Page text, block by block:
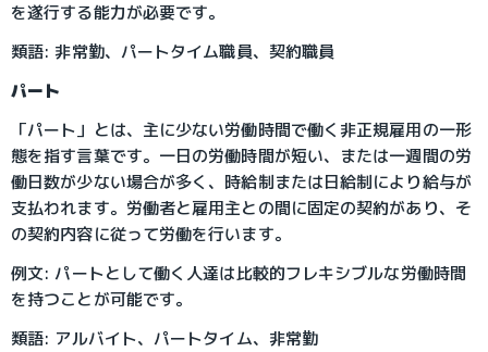
を遂行する能力が必要です。
類語: 非常勤、パートタイム職員、契約職員
パート
「パート」とは、主に少ない労働時間で働く非正規雇用の一形
態を指す言葉です。一日の労働時間が短い、または一週間の労
働日数が少ない場合が多く、時給制または日給制により給与が
支払われます。労働者と雇用主との間に固定の契約があり、そ
の契約内容に従って労働を行います。
例文: パートとして働く人達は比較的フレキシブルな労働時間
を持つことが可能です。
類語: アルバイト、パートタイム、非常勤